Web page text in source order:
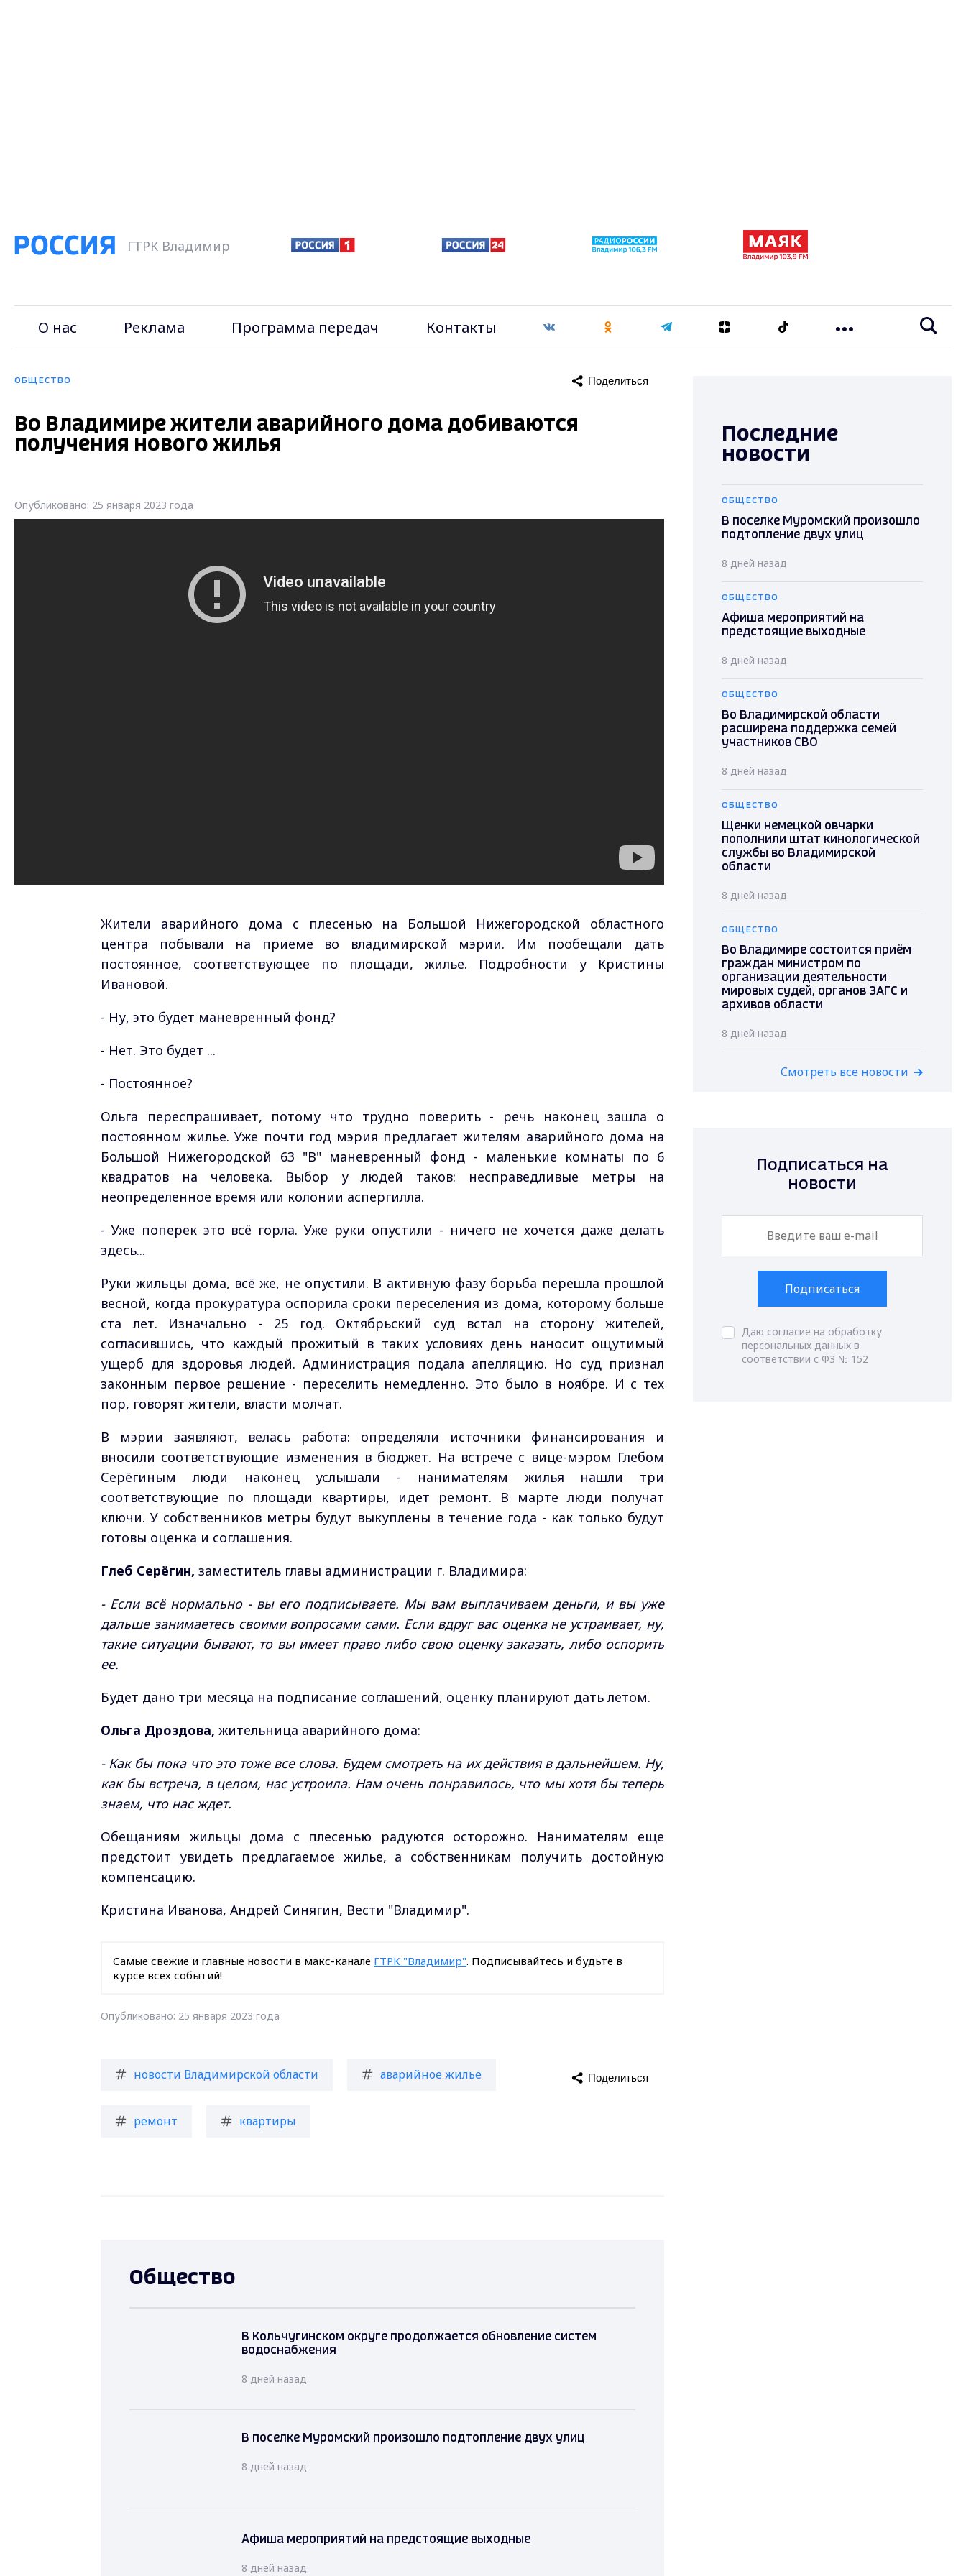
ГТРК Владимир
О нас Реклама Программа передач Контакты
ОБЩЕСТВО Поделиться
Во Владимире жители аварийного дома добиваются
получения нового жилья
Опубликовано: 25 января 2023 года
Жители аварийного дома с плесенью на Большой Нижегородской областного
центра побывали на приеме во владимирской мэрии. Им пообещали дать
постоянное, соответствующее по площади, жилье. Подробности у Кристины
Ивановой.
- Ну, это будет маневренный фонд?
- Нет. Это будет ...
- Постоянное?
Ольга переспрашивает, потому что трудно поверить - речь наконец зашла о
постоянном жилье. Уже почти год мэрия предлагает жителям аварийного дома на
Большой Нижегородской 63 "В" маневренный фонд - маленькие комнаты по 6
квадратов на человека. Выбор у людей таков: несправедливые метры на
неопределенное время или колонии аспергилла.
- Уже поперек это всё горла. Уже руки опустили - ничего не хочется даже делать
здесь...
Руки жильцы дома, всё же, не опустили. В активную фазу борьба перешла прошлой
весной, когда прокуратура оспорила сроки переселения из дома, которому больше
ста лет. Изначально - 25 год. Октябрьский суд встал на сторону жителей,
согласившись, что каждый прожитый в таких условиях день наносит ощутимый
ущерб для здоровья людей. Администрация подала апелляцию. Но суд признал
законным первое решение - переселить немедленно. Это было в ноябре. И с тех
пор, говорят жители, власти молчат.
В мэрии заявляют, велась работа: определяли источники финансирования и
вносили соответствующие изменения в бюджет. На встрече с вице-мэром Глебом
Серёгиным люди наконец услышали - нанимателям жилья нашли три
соответствующие по площади квартиры, идет ремонт. В марте люди получат
ключи. У собственников метры будут выкуплены в течение года - как только будут
готовы оценка и соглашения.
Глеб Серёгин, заместитель главы администрации г. Владимира:
- Если всё нормально - вы его подписываете. Мы вам выплачиваем деньги, и вы уже
дальше занимаетесь своими вопросами сами. Если вдруг вас оценка не устраивает, ну,
такие ситуации бывают, то вы имеет право либо свою оценку заказать, либо оспорить
ее.
Будет дано три месяца на подписание соглашений, оценку планируют дать летом.
Ольга Дроздова, жительница аварийного дома:
- Как бы пока что это тоже все слова. Будем смотреть на их действия в дальнейшем. Ну,
как бы встреча, в целом, нас устроила. Нам очень понравилось, что мы хотя бы теперь
знаем, что нас ждет.
Обещаниям жильцы дома с плесенью радуются осторожно. Нанимателям еще
предстоит увидеть предлагаемое жилье, а собственникам получить достойную
компенсацию.
Кристина Иванова, Андрей Синягин, Вести "Владимир".
Самые свежие и главные новости в макс-канале ГТРК "Владимир". Подписывайтесь и будьте в
курсе всех событий!
Опубликовано: 25 января 2023 года
новости Владимирской области аварийное жилье
ремонт квартиры
Поделиться
Общество
В Кольчугинском округе продолжается обновление систем
водоснабжения
8 дней назад
В поселке Муромский произошло подтопление двух улиц
8 дней назад
Афиша мероприятий на предстоящие выходные
8 дней назад
Последние
новости
ОБЩЕСТВО
В поселке Муромский произошло
подтопление двух улиц
8 дней назад
ОБЩЕСТВО
Афиша мероприятий на
предстоящие выходные
8 дней назад
ОБЩЕСТВО
Во Владимирской области
расширена поддержка семей
участников СВО
8 дней назад
ОБЩЕСТВО
Щенки немецкой овчарки
пополнили штат кинологической
службы во Владимирской
области
8 дней назад
ОБЩЕСТВО
Во Владимире состоится приём
граждан министром по
организации деятельности
мировых судей, органов ЗАГС и
архивов области
8 дней назад
Смотреть все новости
Подписаться на
новости
Подписаться
Даю согласие на обработку
персональных данных в
соответствии с ФЗ № 152